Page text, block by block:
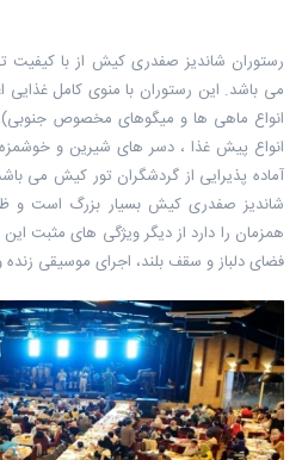
رستوران شاندیز صفدری کیش از با کیفیت
می ‏باشد. این رستوران با منوی کامل غذایی
انواع پیش غذا ، ‏دسر های شیرین و
آماده پذیرایی از ‏گردشگران تور کیش می
همزمان را دارد از دیگر ویژگی ‏های مثبت
فضای دلباز و سقف بلند، اجرای ‏موسیقی زنده